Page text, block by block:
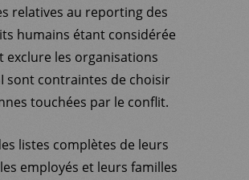
relatives au reporting des
humains étant considérée
exclure les organisations
sont contraintes de choisir
touchées par le conflit.
listes complètes de leurs
employés et leurs familles